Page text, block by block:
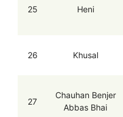
25 Heni
26 Khusal
27
Chauhan Benjer
Abbas Bhai